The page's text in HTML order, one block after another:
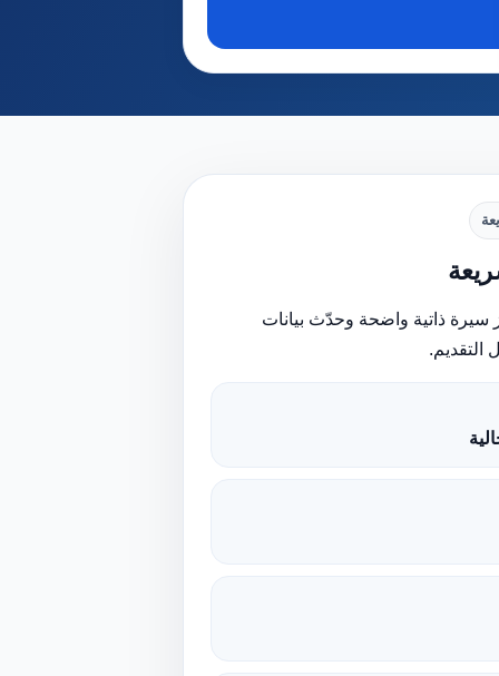
سيرة ذاتية واضحة وحدّث بيانات
التقديم.